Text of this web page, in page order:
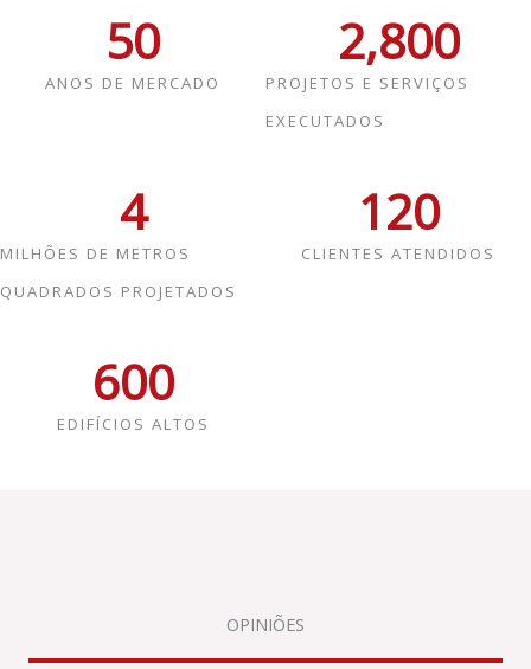
ANOS DE MERCADO
50
PROJETOS E SERVIÇOS
EXECUTADOS
2,800
MILHÕES DE METROS
QUADRADOS PROJETADOS
4
CLIENTES ATENDIDOS
120
EDIFÍCIOS ALTOS
600
OPINIÕES